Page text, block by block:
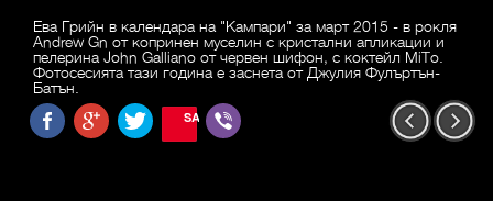
Ева Грийн в календара на "Кампари" за март 2015 - в рокля
Andrew Gn от копринен муселин с кристални апликации и
пелерина John Galliano от червен шифон, с коктейл MiTo.
Фотосесията тази година е заснета от Джулия Фулъртън-
Батън.
SAVE